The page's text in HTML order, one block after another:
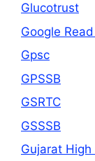
Glucotrust
Google
Gpsc
GPSSB
GSRTC
GSSSB
Gujarat